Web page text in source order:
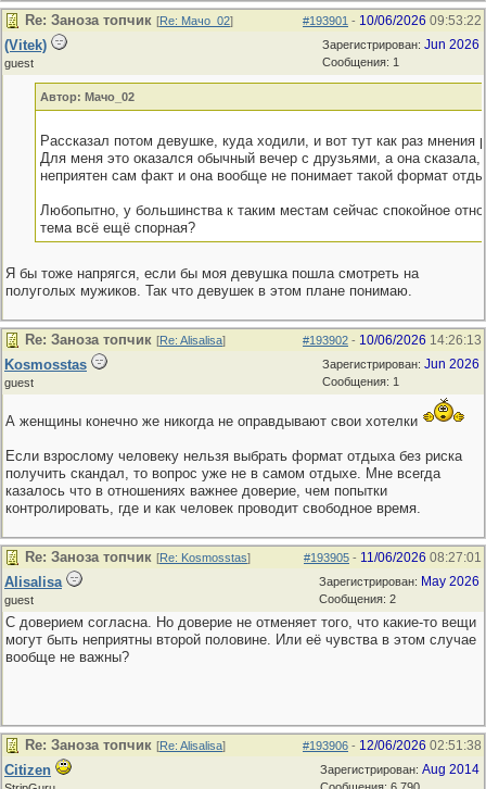
#193901 - 10/06/2026 09:53:22
Re: Заноза топчик [Re: Мачо_02]
Зарегистрирован: Jun 2026
Сообщения: 1
(Vitek)
guest
Автор: Мачо_02
Рассказал потом девушке, куда ходили, и вот тут как раз мнения
Для меня это оказался обычный вечер с друзьями, а она сказала,
неприятен сам факт и она вообще не понимает такой формат
Любопытно, у большинства к таким местам сейчас спокойное
тема всё ещё спорная?
Я бы тоже напрягся, если бы моя девушка пошла смотреть на
полуголых мужиков. Так что девушек в этом плане понимаю.
#193902 - 10/06/2026 14:26:13
Re: Заноза топчик [Re: Alisalisa]
Зарегистрирован: Jun 2026
Сообщения: 1
Kosmosstas
guest
А женщины конечно же никогда не оправдывают свои хотелки
Если взрослому человеку нельзя выбрать формат отдыха без риска
получить скандал, то вопрос уже не в самом отдыхе. Мне всегда
казалось что в отношениях важнее доверие, чем попытки
контролировать, где и как человек проводит свободное время.
#193905 - 11/06/2026 08:27:01
Re: Заноза топчик [Re: Kosmosstas]
Зарегистрирован: May 2026
Сообщения: 2
Alisalisa
guest
С доверием согласна. Но доверие не отменяет того, что какие-то вещи
могут быть неприятны второй половине. Или её чувства в этом случае
вообще не важны?
#193906 - 12/06/2026 02:51:38
Re: Заноза топчик [Re: Alisalisa]
Зарегистрирован: Aug 2014
Citizen